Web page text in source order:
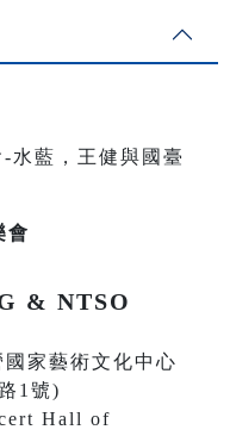
會
& NTSO
家藝術文化中心
1號)
Hall of